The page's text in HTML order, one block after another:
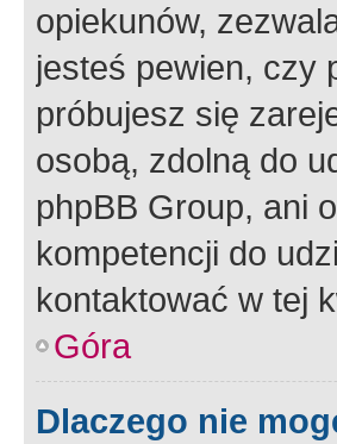
opiekunów,
jesteś pewien, czy
próbujesz się
osobą, zdolną do
phpBB Group, ani
kompetencji do
kontaktować w tej
Góra
Dlaczego nie